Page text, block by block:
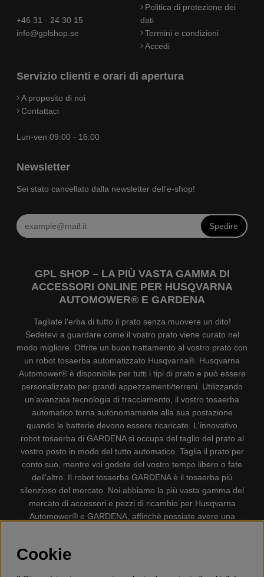
+46 31 - 24 30 15
info@gplshop.se
Politica di protezione dei
dati
Termini e condizioni
Accedi
Servizio clienti e orari di apertura
A proposito di noi
Contattaci
Lun-ven 09:00 - 16:00
Newsletter
Sei stato cancellato dalla newsletter dell'e-shop!
Spedire
GPL SHOP – LA PIÙ VASTA GAMMA DI
ACCESSORI ONLINE PER HUSQVARNA
AUTOMOWER® E GARDENA
Tagliate l'erba di tutto il prato senza muovere un dito!
Sedetevi a guardare come il vostro prato viene curato nel
modo migliore. Offrite un buon trattamento al vostro prato con
un robot tosaerba automatizzato Husqvarna®. Husqvarna
Automower® è disponibile per tutti i tipi di prato e può essere
personalizzato per grandi appezzamenti/terreni. Utilizzando
un'avanzata tecnologia di tracciamento, il vostro tosaerba
automatico torna autonomamente alla sua postazione
quando le batterie devono essere ricaricate. L'innovativo
robot tosaerba di GARDENA si occupa del taglio del prato al
vostro posto in modo del tutto automatico. Taglia il prato per
conto suo, mentre voi godete del vostro tempo libero o fate
dell'altro. Il robot tosaerba GARDENA è il tosaerba più
silenzioso del mercato. Noi abbiamo la più vasta gamma del
mercato di accessori e pezzi di ricambio per Husqvarna
Automower® e GARDENA, affinchè possiate avere una
Accessori per la protezione personale, Decespugliatori,
Cookie